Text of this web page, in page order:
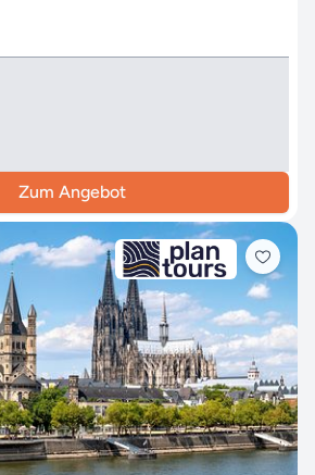
Zum Angebot